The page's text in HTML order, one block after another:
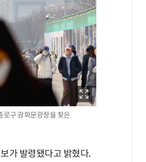
로구 광화문광장을 찾은
가 발령됐다고 밝혔다.